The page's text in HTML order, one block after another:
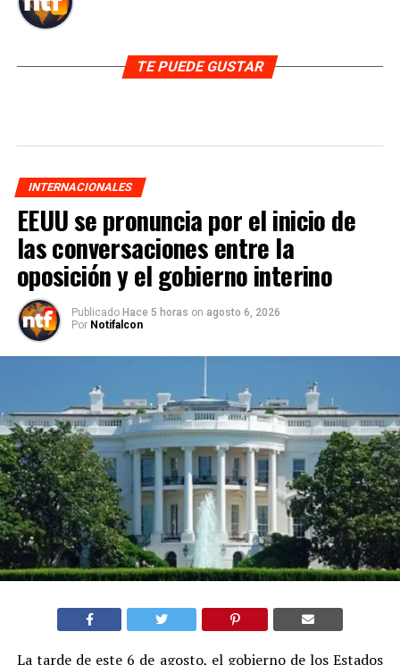
TE PUEDE GUSTAR
INTERNACIONALES
EEUU se pronuncia por el inicio de
las conversaciones entre la
oposición y el gobierno interino
Publicado Hace 5 horas on agosto 6, 2026
Por Notifalcon
La tarde de este 6 de agosto, el gobierno de los Estados